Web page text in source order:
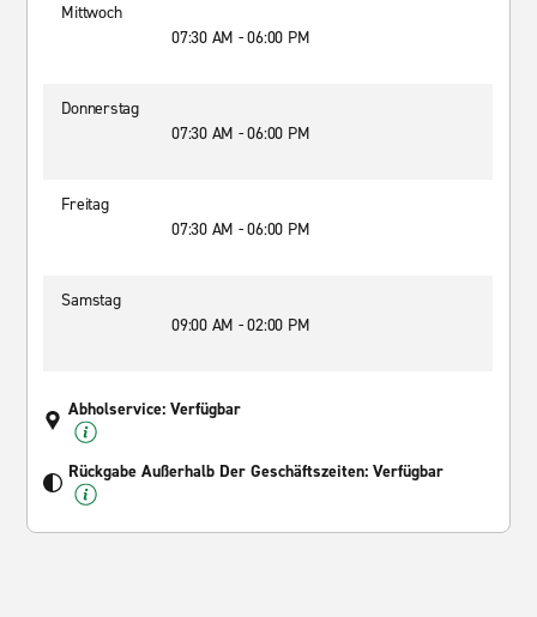
Mittwoch
07:30 AM - 06:00 PM
Donnerstag
07:30 AM - 06:00 PM
Freitag
07:30 AM - 06:00 PM
Samstag
09:00 AM - 02:00 PM
Abholservice: Verfügbar
Rückgabe Außerhalb Der Geschäftszeiten: Verfügbar